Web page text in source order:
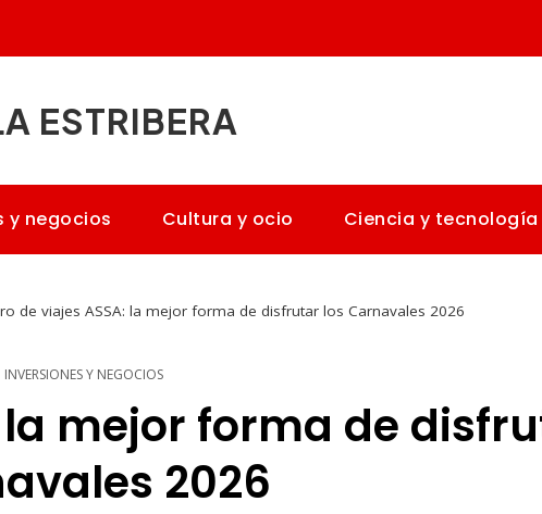
ESTRIBERA
y negocios Cultura y ocio Ciencia y tecnología
de viajes ASSA: la mejor forma de disfrutar los Carnavales 2026
INVERSIONES Y NEGOCIOS
la mejor forma de
2026